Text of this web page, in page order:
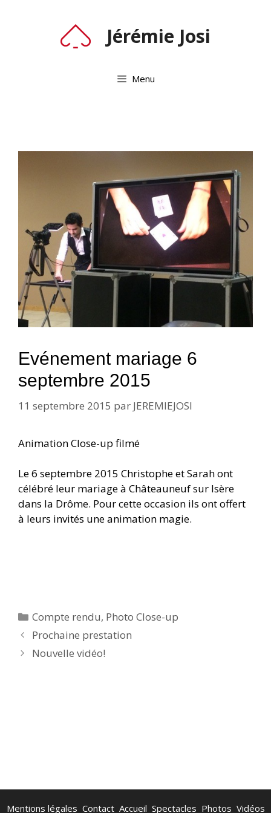
Jérémie Josi
Menu
Evénement mariage 6
septembre 2015
11 septembre 2015 par JEREMIEJOSI
Animation Close-up filmé
Le 6 septembre 2015 Christophe et Sarah ont
célébré leur mariage à Châteauneuf sur Isère
dans la Drôme. Pour cette occasion ils ont offert
à leurs invités une animation magie.
Compte rendu, Photo Close-up
Prochaine prestation
Nouvelle vidéo!
Mentions légales Contact Accueil Spectacles Photos Vidéos